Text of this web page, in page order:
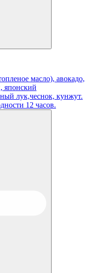
масло), авокадо,
японский
лук,чеснок, кунжут.
12 часов.